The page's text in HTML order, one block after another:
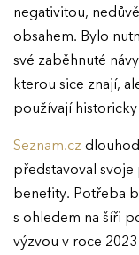
negativitou,
obsahem. Bylo
své zaběhnuté
kterou sice znají,
používají
Seznam.cz
představoval
benefity. Potřeba
s ohledem na šíři
výzvou v roce